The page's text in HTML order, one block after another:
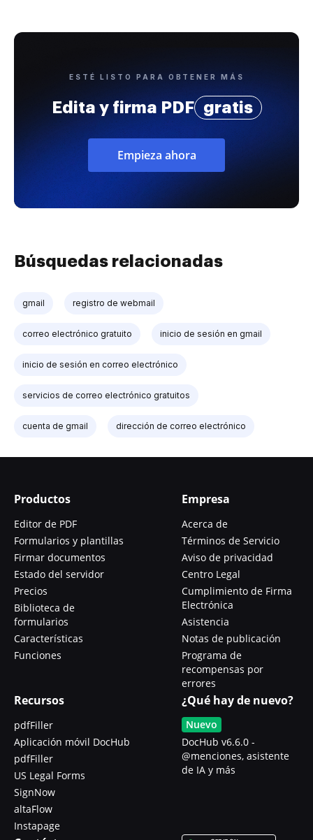
ESTÉ LISTO PARA OBTENER MÁS
Edita y firma PDF gratis
Empieza ahora
Búsquedas relacionadas
gmail registro de webmail
correo electrónico gratuito inicio de sesión en gmail
inicio de sesión en correo electrónico
servicios de correo electrónico gratuitos
cuenta de gmail dirección de correo electrónico
Productos
Editor de PDF
Formularios y plantillas
Firmar documentos
Estado del servidor
Precios
Biblioteca de
formularios
Características
Funciones
Empresa
Acerca de
Términos de Servicio
Aviso de privacidad
Centro Legal
Cumplimiento de Firma
Electrónica
Asistencia
Notas de publicación
Programa de
recompensas por
errores
Recursos
pdfFiller
Aplicación móvil DocHub
pdfFiller
US Legal Forms
SignNow
altaFlow
Instapage
¿Qué hay de nuevo?
Nuevo
DocHub v6.6.0 -
@menciones, asistente
de IA y más